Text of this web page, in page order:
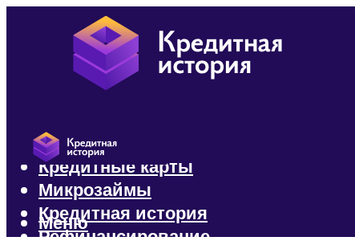
Кредиты
Кредитные карты
Микрозаймы
Кредитная история
Рефинансирование
Меню